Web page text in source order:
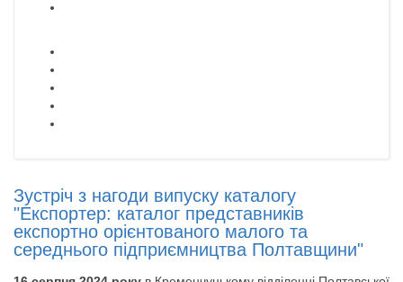
Зустріч з нагоди випуску каталогу
"Експортер: каталог представників
експортно орієнтованого малого та
середнього підприємництва Полтавщини"